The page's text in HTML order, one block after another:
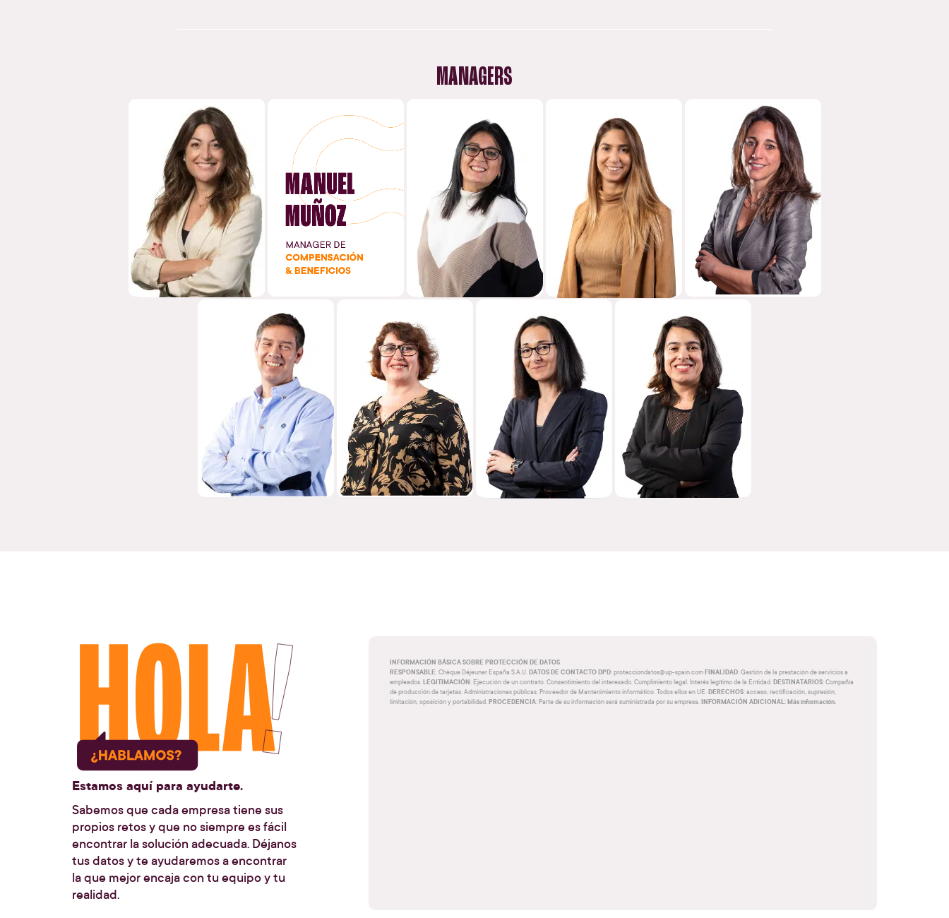
MANAGERS
MABEL MOLERO
MANAGER DE
MARKETING
RELACIONAL Y
EVENTOS
MANUEL MUÑOZ
MANAGER DE
BENEFICIOS
RAQUEL
BARAJAS
MANAGER DE
EXCELENCIA AL
CLIENTE
NOELIA
NAVARRO
MANAGER DE
PRODUCTO
RUTH
CHAMORRO
MANAGER DE
INCENTIVOS
JOAQUÍN
CABRERA
ESPECIALISTA EN
PLANIFICACIÓN
ESTRATÉGICA
MARÍA LUISA
ZAPATERO
MANAGER DE COBROS
Y FACTURACIÓN
LUISA
DOMÍNGUEZ
LÍDER DE COMPLIANCE
Y CALIDAD
ALICIA
MARTÍNEZ
MANAGER DE
CONTABILIDAD Y
TESORERÍA
Estamos aquí para ayudarte.
Sabemos que cada empresa tiene sus
propios retos y que no siempre es fácil
encontrar la solución adecuada. Déjanos
tus datos y te ayudaremos a encontrar
la que mejor encaja con tu equipo y tu
realidad.
INFORMACIÓN BÁSICA SOBRE PROTECCIÓN DE DATOS
RESPONSABLE: Chèque Déjeuner España S.A.U. DATOS DE CONTACTO DPD: protecciondatos@up-spain.comFINALIDAD: Gestión de la prestación de servicios a
empleados. LEGITIMACIÓN: Ejecución de un contrato. Consentimiento del interesado. Cumplimiento legal. Interés legítimo de la Entidad. DESTINATARIOS: Compañía
de producción de tarjetas. Administraciones públicas. Proveedor de Mantenimiento informático. Todos ellos en UE. DERECHOS: acceso, rectificación, supresión,
limitación, oposición y portabilidad. PROCEDENCIA: Parte de su información será suministrada por su empresa. INFORMACIÓN ADICIONAL: Más información.